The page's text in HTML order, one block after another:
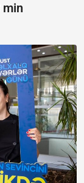
min